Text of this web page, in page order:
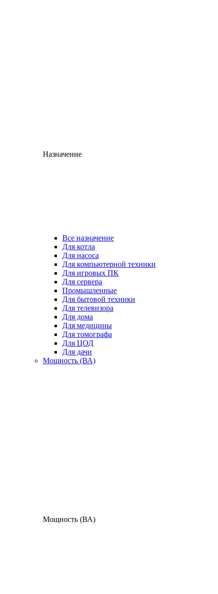
Назначение
Все назначение
Для котла
Для насоса
Для компьютерной техники
Для игровых ПК
Для сервера
Промышленные
Для бытовой техники
Для телевизора
Для дома
Для медицины
Для томографа
Для ЦОД
Для дачи
Мощность (ВА)
Мощность (ВА)